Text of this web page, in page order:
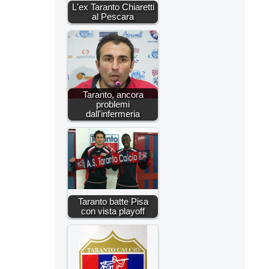
L'ex Taranto Chiaretti
al Pescara
Taranto, ancora
problemi
dall'infermeria
Taranto batte Pisa
con vista playoff